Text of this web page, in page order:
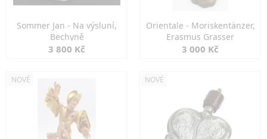
Sommer Jan - Na výsluní,
Bechyně
3 800 Kč
Orientale - Moriskentänzer,
Erasmus Grasser
3 000 Kč
NOVÉ NOVÉ